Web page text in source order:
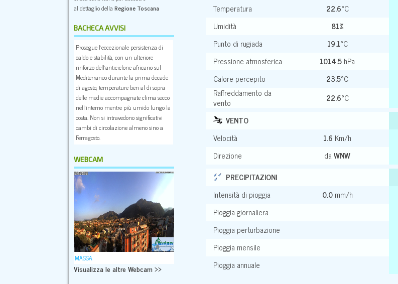
al dettaglio della Regione Toscana
BACHECA AVVISI
Prosegue l’eccezionale persistenza di
caldo e stabilità, con un ulteriore
rinforzo dell’anticiclone africano sul
Mediterraneo durante la prima decade
di agosto; temperature ben al di sopra
delle medie accompagnate clima secco
nell’interno mentre più umido lungo la
costa. Non si intravedono significativi
cambi di circolazione almeno sino a
Ferragosto.
WEBCAM
MASSA
Visualizza le altre Webcam >>
Temperatura
22.6°C
Umidità 81%
Punto di rugiada 19.1°C
Pressione atmosferica 1014.5 hPa
Calore percepito 23.5°C
Raffreddamento da
vento
22.6°C
VENTO
Velocità 1.6 Km/h
Direzione da WNW
PRECIPITAZIONI
Intensità di pioggia 0.0mm/h
Pioggia giornaliera
Pioggia perturbazione
Pioggia mensile
Pioggia annuale